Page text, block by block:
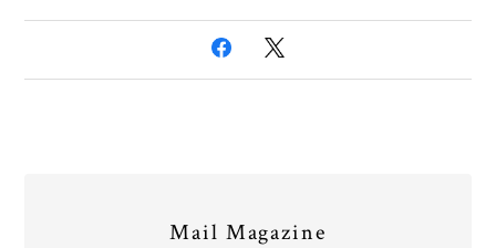
Mail Magazine